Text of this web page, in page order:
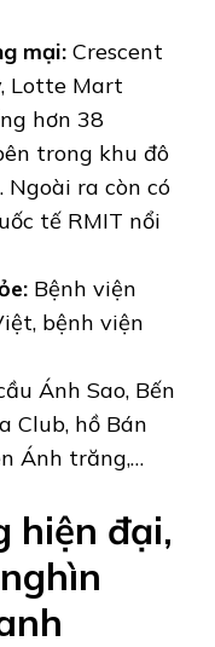
mại: Crescent
Lotte Mart
hơn 38
trong khu đô
Ngoài ra còn có
tế RMIT nổi
Bệnh viện
bệnh viện
Ánh Sao, Bến
Club, hồ Bán
Ánh trăng,…
hiện đại,